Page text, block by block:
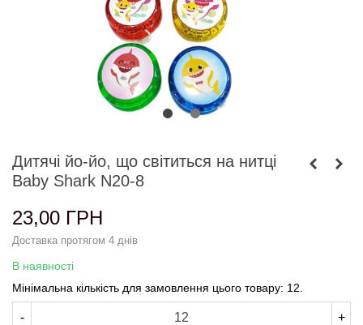
Дитячі йо-йо, що світиться на нитці
Baby Shark N20-8
23,00 ГРН
Доставка протягом 4 днів
В наявності
Мінімальна кількість для замовлення цього товару: 12.
- +